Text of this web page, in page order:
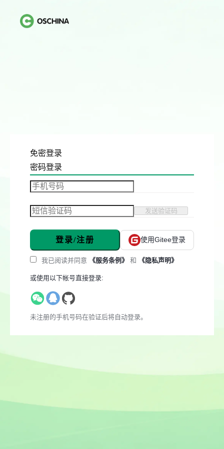
免密登录
密码登录
发送验证码
登录/注册 使用Gitee登录
我已阅读并同意 《服务条例》 和 《隐私声明》
或使用以下帐号直接登录:
未注册的手机号码在验证后将自动登录。